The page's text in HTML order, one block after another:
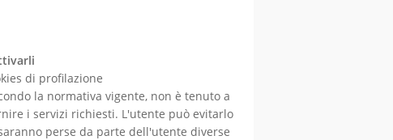
di profilazione
la normativa vigente, non è tenuto a
i servizi richiesti. L'utente può evitarlo
perse da parte dell'utente diverse